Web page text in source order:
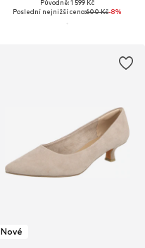
Původně: 1 599 Kč
Poslední nejnižší cena:600 Kč-8%
Nové